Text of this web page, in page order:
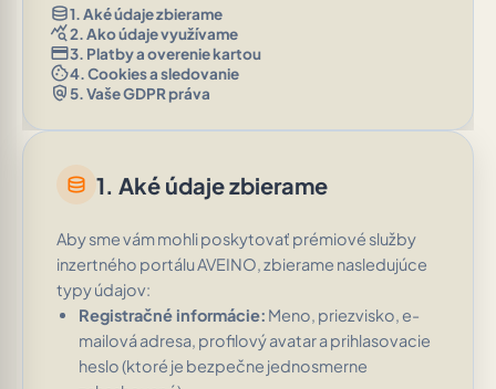
database1. Aké údaje zbierame
query_stats2. Ako údaje využívame
credit_card3. Platby a overenie kartou
cookie4. Cookies a sledovanie
policy 5. Vaše GDPR práva
database 1. Aké údaje zbierame
Aby sme vám mohli poskytovať prémiové služby
inzertného portálu AVEINO, zbierame nasledujúce
typy údajov:
Registračné informácie: Meno, priezvisko, e-
mailová adresa, profilový avatar a prihlasovacie
heslo (ktoré je bezpečne jednosmerne